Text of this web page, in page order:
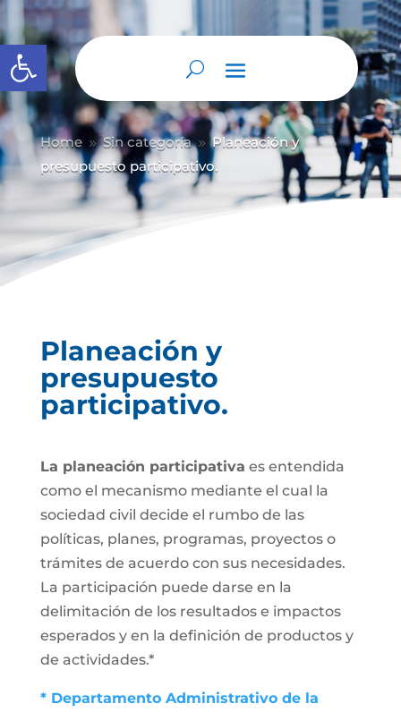
Abrir barra de herramientas
Home 9 Sin categoría 9 Planeación y
presupuesto participativo.
Planeación y
presupuesto
participativo.
La planeación participativa es entendida
como el mecanismo mediante el cual la
sociedad civil decide el rumbo de las
políticas, planes, programas, proyectos o
trámites de acuerdo con sus necesidades.
La participación puede darse en la
delimitación de los resultados e impactos
esperados y en la definición de productos y
de actividades.*
* Departamento Administrativo de la